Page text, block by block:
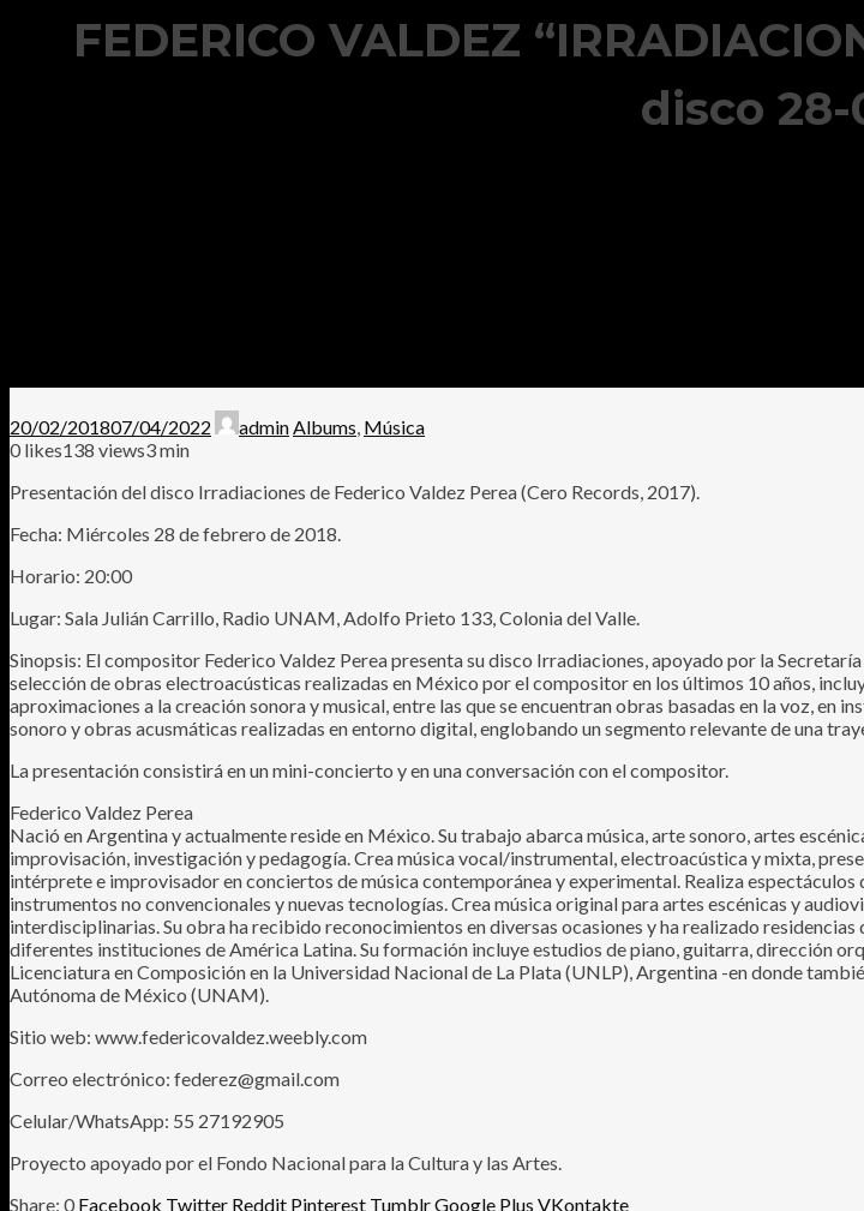
FEDERICO VALDEZ
disco 28-
20/02/201807/04/2022 adminAlbums, Música
0 likes138 views3 min
Presentación del disco Irradiaciones de Federico Valdez Perea (Cero Records, 2017).
Fecha: Miércoles 28 de febrero de 2018.
Horario: 20:00
Lugar: Sala Julián Carrillo, Radio UNAM, Adolfo Prieto 133, Colonia del Valle.
Sinopsis: El compositor Federico Valdez Perea presenta su disco Irradiaciones, apoyado por la
selección de obras electroacústicas realizadas en México por el compositor en los últimos 10 años,
aproximaciones a la creación sonora y musical, entre las que se encuentran obras basadas en la voz,
sonoro y obras acusmáticas realizadas en entorno digital, englobando un segmento relevante de una
La presentación consistirá en un mini-concierto y en una conversación con el compositor.
Federico Valdez Perea
Nació en Argentina y actualmente reside en México. Su trabajo abarca música, arte sonoro, artes
improvisación, investigación y pedagogía. Crea música vocal/instrumental, electroacústica y mixta,
intérprete e improvisador en conciertos de música contemporánea y experimental. Realiza
instrumentos no convencionales y nuevas tecnologías. Crea música original para artes escénicas y
interdisciplinarias. Su obra ha recibido reconocimientos en diversas ocasiones y ha realizado
diferentes instituciones de América Latina. Su formación incluye estudios de piano, guitarra, dirección
Licenciatura en Composición en la Universidad Nacional de La Plata (UNLP), Argentina -en donde
Autónoma de México (UNAM).
Sitio web: www.federicovaldez.weebly.com
Correo electrónico: federez@gmail.com
Celular/WhatsApp: 55 27192905
Proyecto apoyado por el Fondo Nacional para la Cultura y las Artes.
0 Facebook Twitter Reddit Pinterest TumblrGoogle Plus VKontakte